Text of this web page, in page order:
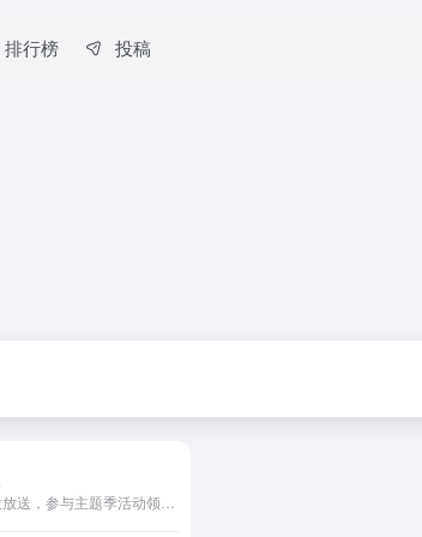
排行榜 投稿